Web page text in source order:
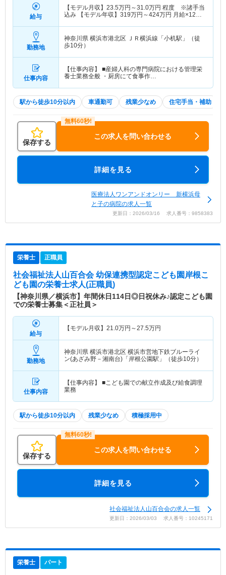
給与
【モデル月収】 23.5万円～31.0万円 程度 ※諸手当
込み 【モデル年収】 319万円～424万円 月給×12ヶ
勤務地
神奈川県 横浜市港北区 ＪＲ横浜線「小机駅」（徒
歩10分）
仕事内容
【仕事内容】 ■産婦人科の専門病院における管理栄
養士業務全般 ・厨房にて食事作…
駅から徒歩10分以内 車通勤可 残業少なめ 住宅手当・補助
保存する
この求人を問い合わせる
詳細を見る
医療法人ワンアンドオンリー 新横浜母
と子の病院の求人一覧
更新日：2026/03/16 求人番号：9858383
栄養士 正職員
社会福祉法人山百合会 幼保連携型認定こども園岸根こ
ども園の栄養士求人(正職員)
【神奈川県／横浜市】年間休日114日◎日祝休み♪認定こども園
での栄養士募集＜正社員＞
給与
【モデル月収】 21.0万円～27.5万円
勤務地
神奈川県 横浜市港北区 横浜市営地下鉄ブルーライ
ン(あざみ野－湘南台)「岸根公園駅」（徒歩10分）
仕事内容
【仕事内容】 ■こども園での献立作成及び給食調理
業務
駅から徒歩10分以内 残業少なめ 積極採用中
保存する
この求人を問い合わせる
詳細を見る
社会福祉法人山百合会の求人一覧
更新日：2026/03/03 求人番号：10245171
栄養士 パート